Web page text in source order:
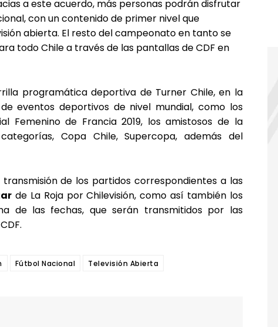
a este acuerdo, más personas podrán disfrutar
con un contenido de primer nivel que
abierta. El resto del campeonato en tanto se
todo Chile a través de las pantallas de CDF en
programática deportiva de Turner Chile, en la
eventos deportivos de nivel mundial, como los
Femenino de Francia 2019, los amistosos de la
Copa Chile, Supercopa, además del
de los partidos correspondientes a las
de La Roja por Chilevisión, como así también los
de las fechas, que serán transmitidos por las
Fútbol Nacional Televisión Abierta